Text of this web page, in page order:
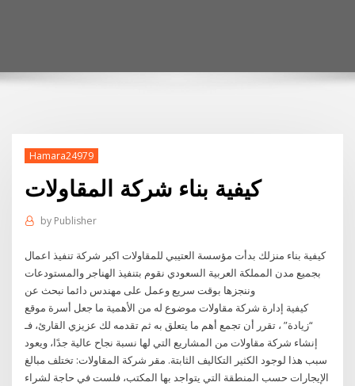
Hamara24979
كيفية بناء شركة المقاولات
by Publisher
كيفية بناء منزلك بدأت مؤسسة العتيبي للمقاولات اكبر شركة تنفيذ اعمال
بجميع مدن المملكة العربية السعودي نقوم بتنفيذ الهناجر والمستودعات
وننجزها بوقت سريع وعمل على مهندس دائما نبحث عن
كيفية إدارة شركة مقاولات موضوع له من الأهمية ما جعل أسرة موقع
“زيادة” ، تقرر أن تجمع أهم ما يتعلق به ثم تقدمه لك عزيزي القارئ، فـ
إنشاء شركة مقاولات من المشاريع التي لها نسبة نجاح عالية جدًا، ويعود
سبب هذا لوجود الكثير التكاليف الثابتة. مقر شركة المقاولات: تختلف مبالغ
الإيجارات حسب المنطقة التي يتواجد بها المكتب، فلست في حاجة لشراء